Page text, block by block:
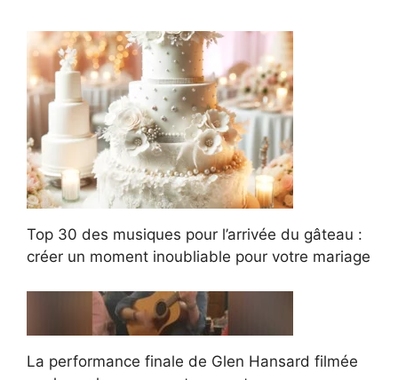
Top 30 des musiques pour l’arrivée du gâteau :
créer un moment inoubliable pour votre mariage
La performance finale de Glen Hansard filmée